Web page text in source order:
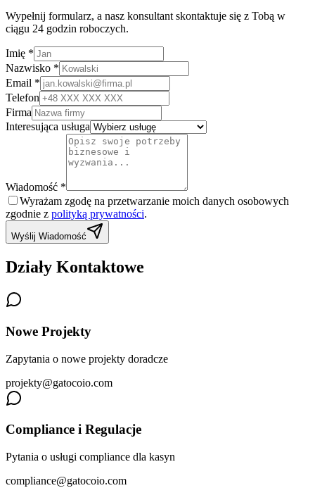
Wypełnij formularz, a nasz konsultant skontaktuje się z Tobą w
ciągu 24 godzin roboczych.
Imię *
Nazwisko *
Email *
Telefon
Firma
Interesująca usługa
Wiadomość *
Wyrażam zgodę na przetwarzanie moich danych osobowych
zgodnie z polityką prywatności.
Wyślij Wiadomość
Działy Kontaktowe
Nowe Projekty
Zapytania o nowe projekty doradcze
projekty@gatocoio.com
Compliance i Regulacje
Pytania o usługi compliance dla kasyn
compliance@gatocoio.com